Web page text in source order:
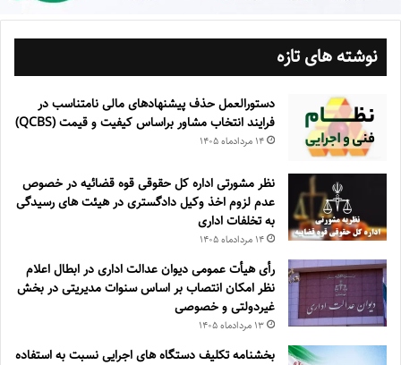
نوشته های تازه
دستورالعمل حذف پيشنهادهای مالی نامتناسب در
فرايند انتخاب مشاور براساس كيفيت و قيمت (QCBS)
۱۴ مرداد‌ماه ۱۴۰۵
نظر مشورتی اداره کل حقوقی قوه قضائیه در خصوص
عدم لزوم اخذ وکیل دادگستری در هیئت های رسیدگی
به تخلفات اداری
۱۴ مرداد‌ماه ۱۴۰۵
رأی هیأت عمومی دیوان عدالت اداری در ابطال اعلام
نظر امکان انتصاب بر اساس سنوات مدیریتی در بخش
غیردولتی و خصوصی
۱۳ مرداد‌ماه ۱۴۰۵
بخشنامه تکلیف دستگاه های اجرایی نسبت به استفاده